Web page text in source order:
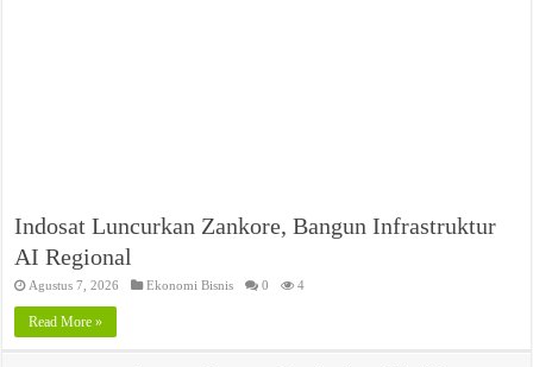
Indosat Luncurkan Zankore, Bangun Infrastruktur
AI Regional
Agustus 7, 2026 Ekonomi Bisnis 0 4
Read More »